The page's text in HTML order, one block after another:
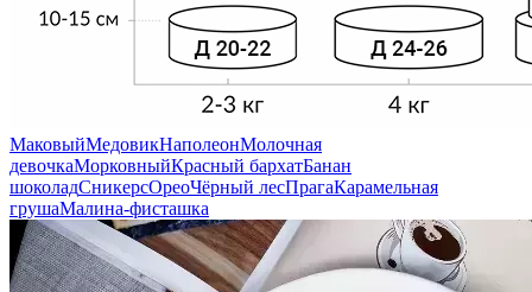
МаковыйМедовикНаполеонМолочная
девочкаМорковныйКрасный бархатБанан
шоколадСникерсОреоЧёрный лесПрагаКарамельная
грушаМалина-фисташка